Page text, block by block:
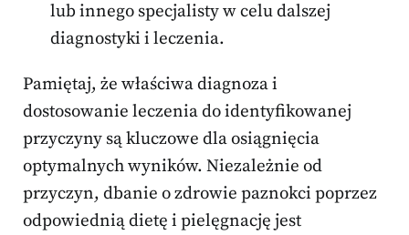
lub innego specjalisty w celu dalszej
diagnostyki i leczenia.
Pamiętaj, że właściwa diagnoza i
dostosowanie leczenia do identyfikowanej
przyczyny są kluczowe dla osiągnięcia
optymalnych wyników. Niezależnie od
przyczyn, dbanie o zdrowie paznokci poprzez
odpowiednią dietę i pielęgnację jest